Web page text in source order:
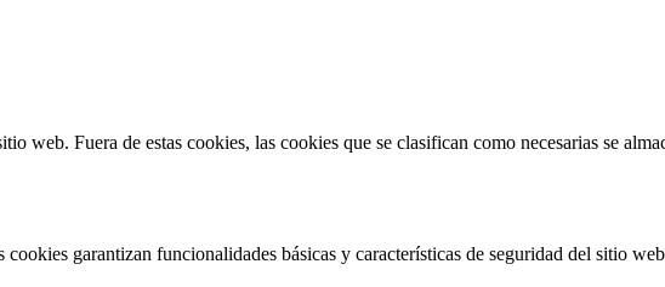
web. Fuera de estas cookies, las cookies que se clasifican como necesarias se
garantizan funcionalidades básicas y características de seguridad del sitio